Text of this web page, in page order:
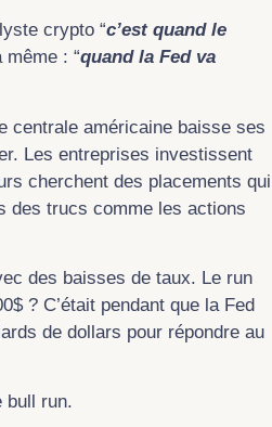
crypto “c’est quand le
même : “quand la Fed va
centrale américaine baisse ses
Les entreprises investissent
cherchent des placements qui
des trucs comme les actions
des baisses de taux. Le run
? C’était pendant que la Fed
de dollars pour répondre au
bull run.